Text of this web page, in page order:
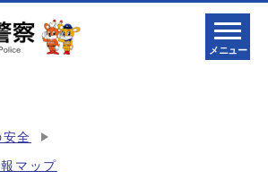
メニュー
安全
マップ